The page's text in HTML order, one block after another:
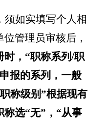
须如实填写个人相
管理员审核后，
， “职称系列/职
报的系列，一般
职称级别”根据现有
称选“无” ， “从事